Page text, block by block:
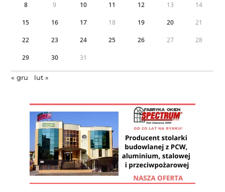
8 9 10 11 12 13 14
15 16 17 18 19 20 21
22 23 24 25 26 27 28
29 30 31
« gru lut »